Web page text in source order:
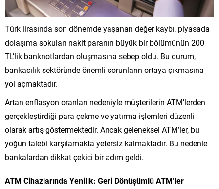
Türk lirasında son dönemde yaşanan değer kaybı, piyasada
dolaşıma sokulan nakit paranın büyük bir bölümünün 200
TL’lik banknotlardan oluşmasına sebep oldu. Bu durum,
bankacılık sektöründe önemli sorunların ortaya çıkmasına
yol açmaktadır.
Artan enflasyon oranları nedeniyle müşterilerin ATM’lerden
gerçekleştirdiği para çekme ve yatırma işlemleri düzenli
olarak artış göstermektedir. Ancak geleneksel ATM’ler, bu
yoğun talebi karşılamakta yetersiz kalmaktadır. Bu nedenle
bankalardan dikkat çekici bir adım geldi.
ATM Cihazlarında Yenilik: Geri Dönüşümlü ATM’ler